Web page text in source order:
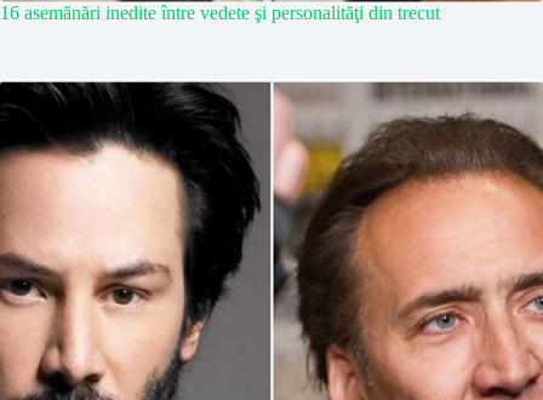
16 asemănări inedite între vedete şi personalităţi din trecut